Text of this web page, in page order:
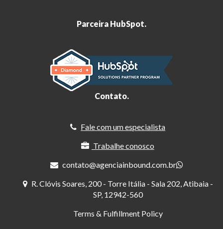
Parceira HubSpot.
Contato.
Fale com um especialista
Trabalhe conosco
contato@agenciainbound.com.br
R. Clóvis Soares, 200 - Torre Itália - Sala 202, Atibaia -
SP, 12942-560
Terms & Fulfillment Policy